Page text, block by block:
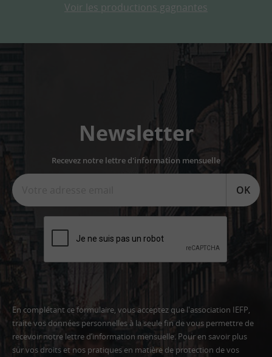
Voir les productions gagnantes
Newsletter
Recevez notre lettre d'information mensuelle
OK
En complétant ce formulaire, vous acceptez que l'association IEFP,
traite vos données personnelles à la seule fin de vous permettre de
recevoir notre lettre d’information mensuelle. Pour en savoir plus
sur vos droits et nos pratiques en matière de protection de vos